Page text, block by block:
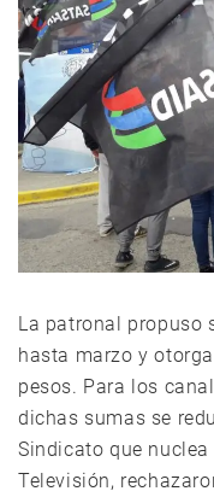
La patronal propuso
hasta marzo y
pesos. Para los
dichas sumas se
Sindicato que
Televisión,